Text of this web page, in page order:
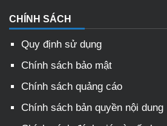
CHÍNH SÁCH
Quy định sử dụng
Chính sách bảo mật
Chính sách quảng cáo
Chính sách bản quyền nội dung